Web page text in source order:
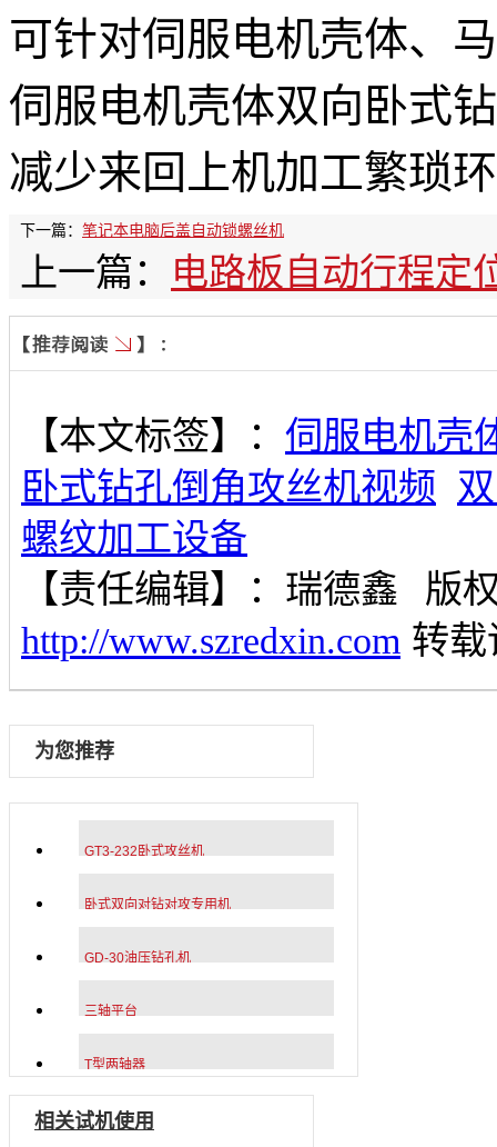
可针对伺服电机壳体、
伺服电机壳体双向卧式
减少来回上机加工繁琐
下一篇： 笔记本电脑后盖自动锁螺丝机
上一篇： 电路板自动行程定
【本文标签】： 伺服电机壳
卧式钻孔倒角攻丝机视频
螺纹加工设备
【责任编辑】： 瑞德鑫
版
http://www.szredxin.com 转载
为您推荐
GT3-232卧式攻丝机
卧式双向对钻对攻专用机
GD-30油压钻孔机
三轴平台
T型两轴器
相关试机使用